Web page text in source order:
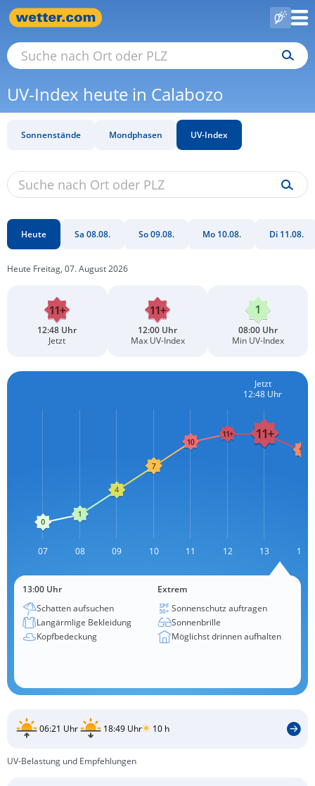
UV-Index heute in Calabozo
Sonnenstände Mondphasen UV-Index
Heute Sa 08.08. So 09.08. Mo 10.08. Di 11.08.
Heute Freitag, 07. August 2026
12:48 Uhr
Jetzt
12:00 Uhr
Max UV-Index
08:00 Uhr
Min UV-Index
Jetzt
12:48 Uhr
07 08 09 10 11 12 13 14
13:00 Uhr
Schatten aufsuchen
Langärmlige Bekleidung
Kopfbedeckung
Extrem
Sonnenschutz auftragen
Sonnenbrille
Möglichst drinnen aufhalten
06:21 Uhr 18:49 Uhr 10 h
UV-Belastung und Empfehlungen